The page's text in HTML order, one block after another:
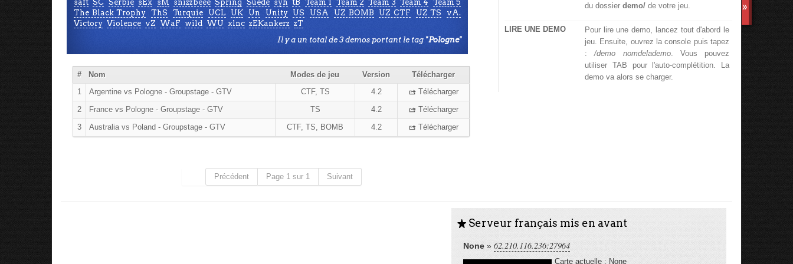
saft SC Serbie sEx sM snizzbeee Spring Suède syh tB Team 1 Team 2 Team 3 Team 4 Team 5
The Black Trophy
ThS Turquie UCL UK Un Unity US USA UZ BOMB UZ CTF UZ TS
vA.
Victory Violence vZ WaF wild WU xlnc zEKankerz zT
Il y a un total de 3 demos portant le tag "Pologne"
# Nom Modes de jeu Version
Télécharger
1
Argentine vs Pologne - Groupstage - GTV CTF, TS 4.2 RTélécharger
2
France vs Pologne - Groupstage - GTV TS 4.2 RTélécharger
3
Australia vs Poland - Groupstage - GTV CTF, TS, BOMB 4.2 RTélécharger
Précédent Page 1 sur 1 Suivant
du dossier demo/ de votre jeu.
LIRE UNE DEMO
Pour lire une demo, lancez tout d'abord le
jeu. Ensuite, ouvrez la console puis tapez
:/demo nomdelademo. Vous pouvez
utiliser TAB pour l'auto-complétition. La
demo va alors se charger.
S Serveur français mis en avant
None » 62.210.116.236:27964
Carte actuelle : None